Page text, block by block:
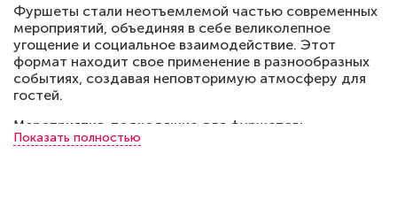
Фуршеты стали неотъемлемой частью современных
мероприятий, объединяя в себе великолепное
угощение и социальное взаимодействие. Этот
формат находит свое применение в разнообразных
событиях, создавая неповторимую атмосферу для
гостей.
Мероприятия, подходящие для фуршетов:
Показать полностью